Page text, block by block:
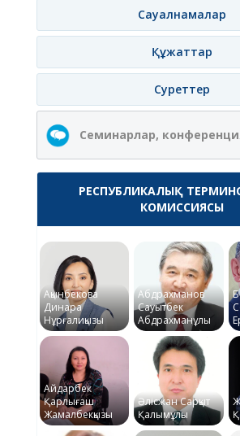
Сауалнамалар
Құжаттар
Суреттер
Семинарлар,
РЕСПУБЛИКАЛЫҚ
КОМИССИЯСЫ
Ақынбекова
Динара
Нұрғалиқызы
Абдрахманов
Сауытбек
Абдрахманұлы
Айдарбек
Қарлығаш
Жамалбекқызы
Әлісжан Сарқыт
Қалымұлы